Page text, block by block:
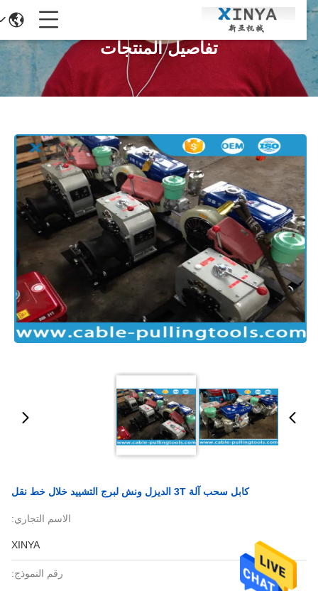
تفاصيل المنتجات
كابل سحب آلة 3T الديزل ونش لبرج التشييد خلال خط نقل
الاسم التجاري:
XINYA
رقم النموذج: